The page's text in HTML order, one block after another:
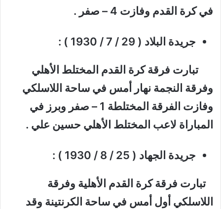
في كرة القدم وفازت 4 – صفر .
جريدة البلاد ( 29 / 7 / 1930 ) :
تبارت فرقة كرة القدم المختلط الأهلي
وفرقة النجمة نهار أمس في ساحة اللاسلكي
وفازت الفرقة المختلطة 1 – صفر وبرز في
المباراة لاعب المختلط الأهلي حسين علي .
جريدة الجهاد ( 25 / 8 / 1930 ) :
تبارت فرقة كرة القدم الأهلية وفرقة
اللاسلكي أول أمس في ساحة الكرنتينة وقد